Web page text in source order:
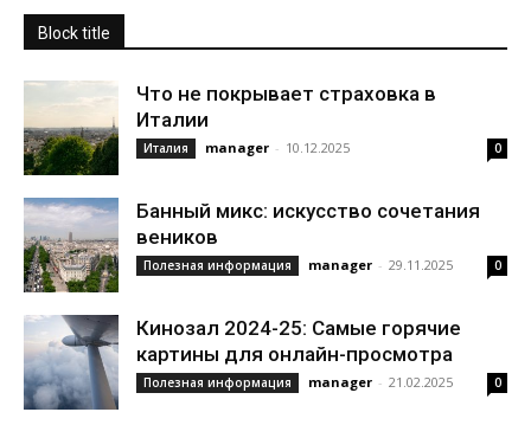
Block title
Что не покрывает страховка в
Италии
Италия manager - 10.12.2025 0
Банный микс: искусство сочетания
веников
Полезная информация manager - 29.11.2025 0
Кинозал 2024-25: Самые горячие
картины для онлайн-просмотра
Полезная информация manager - 21.02.2025 0